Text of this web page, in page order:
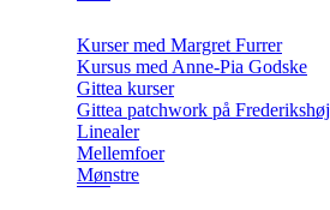
Kurser med Margret Furrer
Kursus med Anne-Pia Godske
Gittea kurser
Gittea patchwork på Frederikshøj
Linealer
Mellemfoer
Mønstre